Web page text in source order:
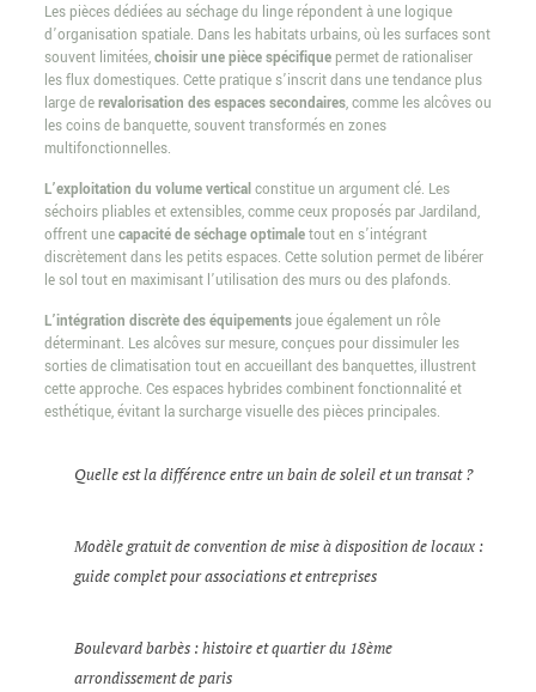
Les pièces dédiées au séchage du linge répondent à une logique
d’organisation spatiale. Dans les habitats urbains, où les surfaces sont
souvent limitées,choisir une pièce spécifiquepermet de rationaliser
les flux domestiques. Cette pratique s’inscrit dans une tendance plus
large derevalorisation des espaces secondaires, comme les alcôves ou
les coins de banquette, souvent transformés en zones
multifonctionnelles.
L’exploitation du volume verticalconstitue un argument clé. Les
séchoirs pliables et extensibles, comme ceux proposés par Jardiland,
offrent unecapacité de séchage optimaletout en s’intégrant
discrètement dans les petits espaces. Cette solution permet de libérer
le sol tout en maximisant l’utilisation des murs ou des plafonds.
L’intégration discrète des équipementsjoue également un rôle
déterminant. Les alcôves sur mesure, conçues pour dissimuler les
sorties de climatisation tout en accueillant des banquettes, illustrent
cette approche. Ces espaces hybrides combinent fonctionnalité et
esthétique, évitant la surcharge visuelle des pièces principales.
Quelle est la différence entre un bain de soleil et un transat ?
Modèle gratuit de convention de mise à disposition de locaux :
guide complet pour associations et entreprises
Boulevard barbès : histoire et quartier du 18ème
arrondissement de paris